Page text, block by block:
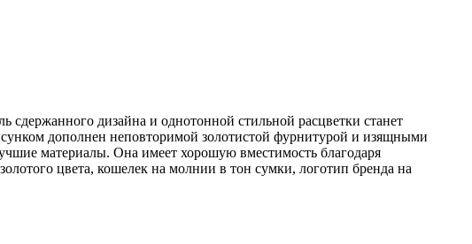
сдержанного дизайна и однотонной стильной расцветки станет
дополнен неповторимой золотистой фурнитурой и изящными
материалы. Она имеет хорошую вместимость благодаря
цвета, кошелек на молнии в тон сумки, логотип бренда на